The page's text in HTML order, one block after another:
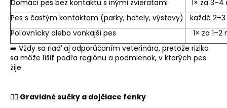
Domáci pes bez kontaktu s inými zvieratami
1× za
Pes s častým kontaktom (parky, hotely, výstavy)
každé
Poľovnícky alebo vonkajší pes
1× za
➡️ Vždy sa riaď aj odporúčaním veterinára, pretože riziko
sa môže líšiť podľa regiónu a podmienok, v ktorých pes
žije.
🐕‍ 🍼 Gravidné sučky a dojčiace fenky